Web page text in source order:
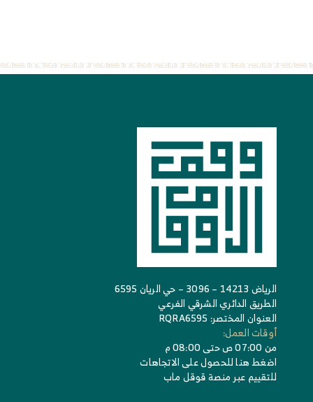
الرياض 14213 – 3096 – حي الريان 6595
الطريق الدائري الشرقي الفرعي
العنوان المختصر: RQRA6595
أوقات العمل:
من 07:00 ص حتى 08:00 م
اضغط هنا للحصول على الاتجاهات
للتقييم عبر منصة قوقل ماب